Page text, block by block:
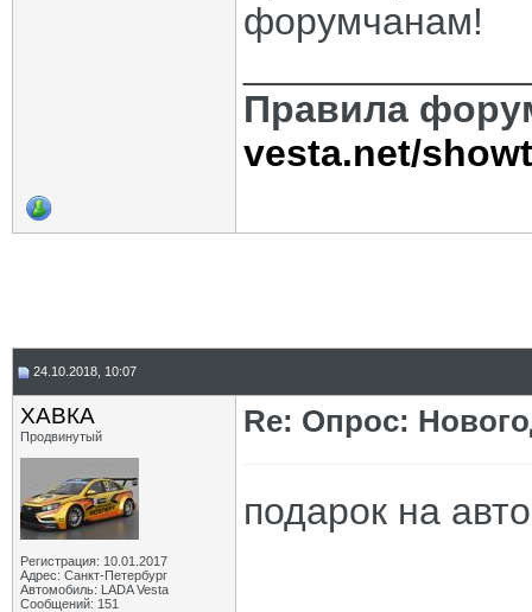
форумчанам!
Правила
vesta.net/
24.10.2018, 10:07
ХАВКА
Продвинутый
Регистрация: 10.01.2017
Адрес: Санкт-Петербург
Автомобиль: LADA Vesta
Сообщений: 151
Re: Опрос:
подарок на